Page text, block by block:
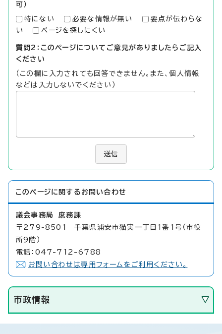
可）
特にない 必要な情報が無い
要点が伝わらな
い
ページを探しにくい
質問2：このページについてご意見がありましたらご記入
ください
（この欄に入力されても回答できません。また、個人情報
などは入力しないでください）
送信
このページに関する お問い合わせ
議会事務局 庶務課
〒279-8501 千葉県浦安市猫実一丁目1番1号（市役
所9階）
電話：047-712-6788
お問い合わせは専用フォームをご利用ください。
市政情報